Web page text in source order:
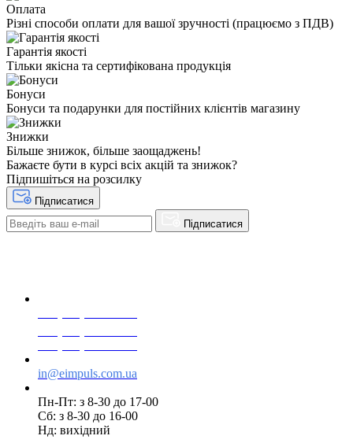
Оплата
Різні способи оплати для вашої зручності (працюємо з ПДВ)
Гарантія якості
Тільки якісна та сертифікована продукція
Бонуси
Бонуси та подарунки для постійних клієнтів магазину
Знижки
Більше знижок, більше заощаджень!
Бажаєте бути в курсі всіх акцій та знижок?
Підпишіться на розсилку
Підписатися
Підписатися
in@eimpuls.com.ua
Пн-Пт: з 8-30 до 17-00
Сб: з 8-30 до 16-00
Нд: вихідний